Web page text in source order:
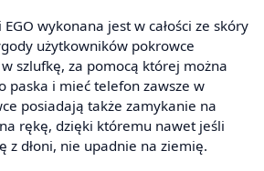
wykonana jest w całości ze skóry
użytkowników pokrowce
szlufkę, za pomocą której można
paska i mieć telefon zawsze w
posiadają także zamykanie na
rękę, dzięki któremu nawet jeśli
z dłoni, nie upadnie na ziemię.